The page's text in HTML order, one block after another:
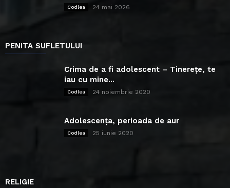
Codlea 24 mai 2026
PENITA SUFLETULUI
Crima de a fi adolescent – Tinerețe, te
iau cu mine...
Codlea 24 noiembrie 2020
Adolescența, perioada de aur
Codlea 25 iunie 2020
RELIGIE